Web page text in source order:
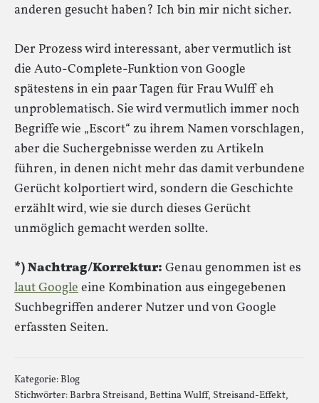
anderen gesucht haben? Ich bin mir nicht sicher.
Der Prozess wird interessant, aber vermutlich ist
die Auto-Complete-Funktion von Google
spätestens in ein paar Tagen für Frau Wulff eh
unproblematisch. Sie wird vermutlich immer noch
Begriffe wie „Escort“ zu ihrem Namen vorschlagen,
aber die Suchergebnisse werden zu Artikeln
führen, in denen nicht mehr das damit verbundene
Gerücht kolportiert wird, sondern die Geschichte
erzählt wird, wie sie durch dieses Gerücht
unmöglich gemacht werden sollte.
*) Nachtrag/Korrektur: Genau genommen ist es
laut Googleeine Kombination aus eingegebenen
Suchbegriffen anderer Nutzer und von Google
erfassten Seiten.
Kategorie:Blog
Stichwörter:Barbra Streisand, Bettina Wulff, Streisand-Effekt,